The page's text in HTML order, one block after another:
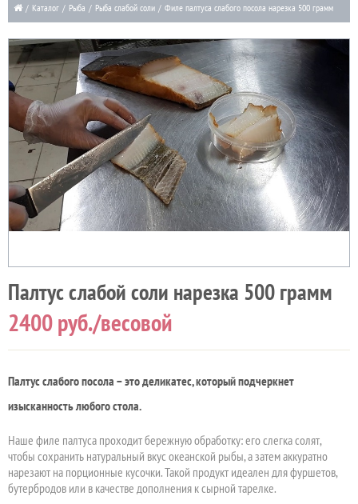
/ Каталог / Рыба / Рыба слабой соли / Филе палтуса слабого посола нарезка 500 грамм
Палтус слабой соли нарезка 500 грамм
2400руб./весовой
Палтус слабого посола – это деликатес, который подчеркнет
изысканность любого стола.
Наше филе палтуса проходит бережную обработку: его слегка солят,
чтобы сохранить натуральный вкус океанской рыбы, а затем аккуратно
нарезают на порционные кусочки. Такой продукт идеален для фуршетов,
бутербродов или в качестве дополнения к сырной тарелке.